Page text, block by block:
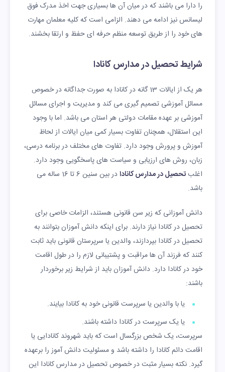
را دارا می باشند که در میان آن ها بسیاری جهت اخذ مدرک فوق
لیسانس نیز ادامه می دهند. الزامی است که کلیه معلمان مهارت
های خود را از طریق توسعه منظم حرفه ای حفظ و ارتقا بخشند.
شرایط تحصیل در مدارس کانادا
هر یک از ایالات 13 گانه در کانادا به صورت جداگانه در خصوص
مسائل آموزشی تصمیم گیری می کند و مدیریت و اجرای مسائل
آموزشی بر عهده مقامات دولتی هر استان می باشد. اما با وجود
این استقلال، همچنان تفاوت بسیار کمی میان ایالات از لحاظ
آموزش و پرورش وجود دارد. تفاوت های مختلف در برنامه درسی،
زبان، روش های ارزیابی و سیاست های پاسخگویی وجود دارد.
اغلبتحصیل در مدارس کانادا
در بین سنین 6 تا 16 ساله می
باشد.
دانش آموزانی که زیر سن قانونی هستند، الزامات خاصی برای
تحصیل در کانادا نیاز دارند. برای اینکه دانش آموزان بتوانند به
تحصیل در کانادا بپردازند، والدین یا سرپرستان قانونی باید ثابت
کنند که فرزند آن ها مراقبت و پشتیبانی لازم را در طول اقامت
خود در کانادا دارد. دانش آموزان باید از شرایط زیر برخوردار
باشند:
یا با والدین یا سرپرست قانونی خود به کانادا بیایند.
یا یک سرپرست در کانادا داشته باشند.
سرپرست، یک شخص بزرگسال است که باید شهروند کانادایی یا
اقامت دائم کانادا را داشته باشد و مسئولیت دانش آموز را برعهده
گیرد. نکته بسیار مثبت در خصوص تحصیل در مدارس کانادا این